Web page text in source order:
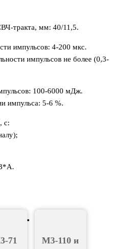
тракта, мм: 40/11,5.
импульсов: 4-200 мкс.
импульсов не более (0,3-
100-6000 мДж.
импульса: 5-6 %.
с:
71
М3-110 и